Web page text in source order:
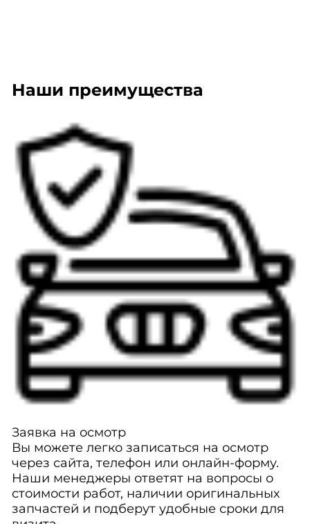
Наши преимущества
Заявка на осмотр
Вы можете легко записаться на осмотр
через сайта, телефон или онлайн-форму.
Наши менеджеры ответят на вопросы о
стоимости работ, наличии оригинальных
запчастей и подберут удобные сроки для